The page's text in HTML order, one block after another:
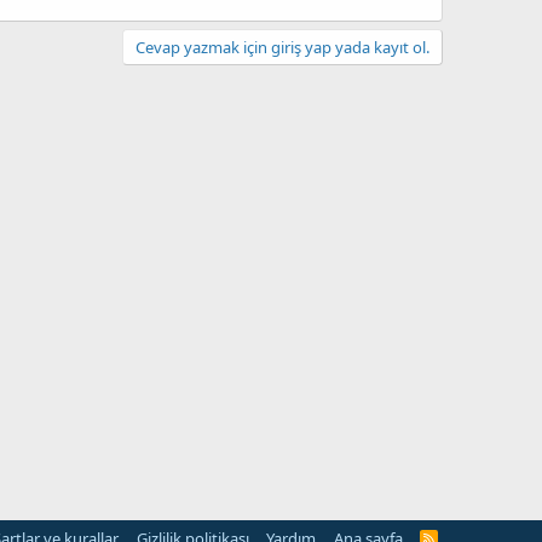
Cevap yazmak için giriş yap yada kayıt ol.
R